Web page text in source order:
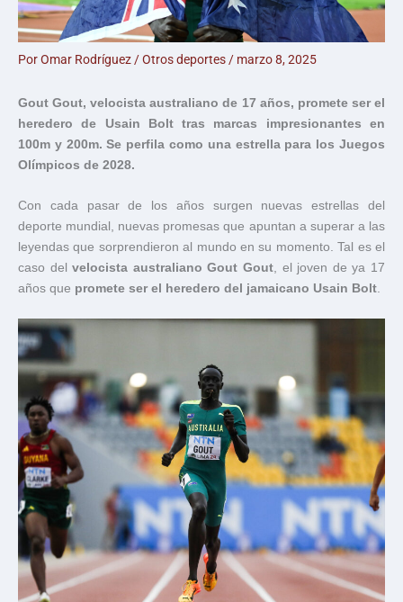
PorOmar Rodríguez /Otros deportes / marzo 8, 2025
Gout Gout, velocista australiano de 17 años, promete ser el
heredero de Usain Bolt tras marcas impresionantes en
100m y 200m. Se perfila como una estrella para los Juegos
Olímpicos de 2028.
Con cada pasar de los años surgen nuevas estrellas del
deporte mundial, nuevas promesas que apuntan a superar a las
leyendas que sorprendieron al mundo en su momento. Tal es el
caso delvelocista australiano Gout Gout , el joven de ya 17
años que promete ser el heredero del jamaicano Usain Bolt